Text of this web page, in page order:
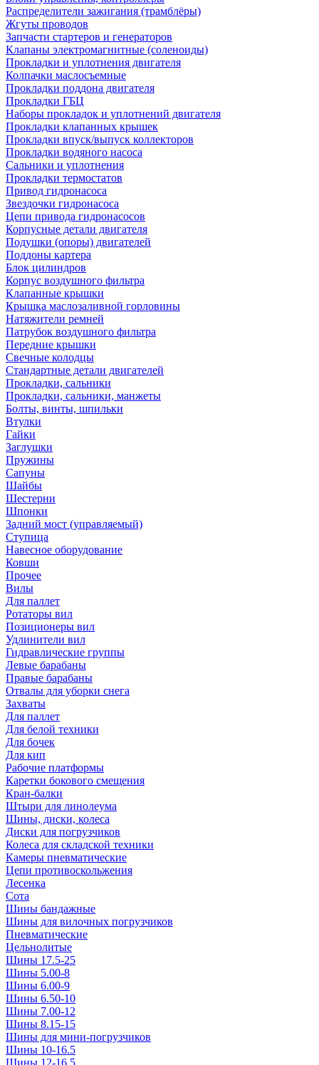
Распределители зажигания (трамблёры)
Жгуты проводов
Запчасти стартеров и генераторов
Клапаны электромагнитные (соленоиды)
Прокладки и уплотнения двигателя
Колпачки маслосъемные
Прокладки поддона двигателя
Прокладки ГБЦ
Наборы прокладок и уплотнений двигателя
Прокладки клапанных крышек
Прокладки впуск/выпуск коллекторов
Прокладки водяного насоса
Сальники и уплотнения
Прокладки термостатов
Привод гидронасоса
Звездочки гидронасоса
Цепи привода гидронасосов
Корпусные детали двигателя
Подушки (опоры) двигателей
Поддоны картера
Блок цилиндров
Корпус воздушного фильтра
Клапанные крышки
Крышка маслозаливной горловины
Натяжители ремней
Патрубок воздушного фильтра
Передние крышки
Свечные колодцы
Стандартные детали двигателей
Прокладки, сальники
Прокладки, сальники, манжеты
Болты, винты, шпильки
Втулки
Гайки
Заглушки
Пружины
Сапуны
Шайбы
Шестерни
Шпонки
Задний мост (управляемый)
Ступица
Навесное оборудование
Ковши
Прочее
Вилы
Для паллет
Ротаторы вил
Позиционеры вил
Удлинители вил
Гидравлические группы
Левые барабаны
Правые барабаны
Отвалы для уборки снега
Захваты
Для паллет
Для белой техники
Для бочек
Для кип
Рабочие платформы
Каретки бокового смещения
Кран-балки
Штыри для линолеума
Шины, диски, колеса
Диски для погрузчиков
Колеса для складской техники
Камеры пневматические
Цепи противоскольжения
Лесенка
Сота
Шины бандажные
Шины для вилочных погрузчиков
Пневматические
Цельнолитые
Шины 17.5-25
Шины 5.00-8
Шины 6.00-9
Шины 6.50-10
Шины 7.00-12
Шины 8.15-15
Шины для мини-погрузчиков
Шины 10-16.5
Шины 12-16.5